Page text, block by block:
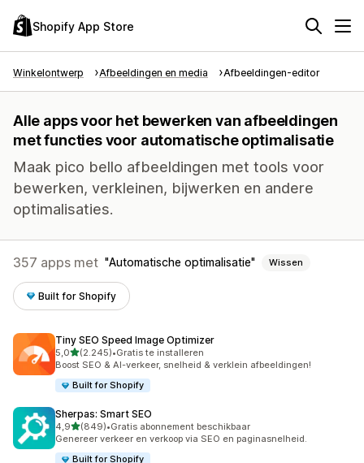
Shopify App Store
Winkelontwerp Afbeeldingen en media Afbeeldingen-editor
Alle apps voor het bewerken van afbeeldingen
met functies voor automatische optimalisatie
Maak pico bello afbeeldingen met tools voor
bewerken, verkleinen, bijwerken en andere
optimalisaties.
357 apps met Automatische optimalisatie Wissen
Built for Shopify
Tiny SEO Speed Image Optimizer
5,0van 5 sterren
(2.245)
2245 recensies in totaal
•Gratis te installeren
Boost SEO & AI-verkeer, snelheid & verklein afbeeldingen!
Built for Shopify
Sherpas: Smart SEO
4,9van 5 sterren
(849)
849 recensies in totaal
•Gratis abonnement beschikbaar
Genereer verkeer en verkoop via SEO en paginasnelheid.
Built for Shopify